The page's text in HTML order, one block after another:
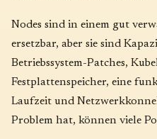
Nodes sind in einem gut
ersetzbar, aber sie sind
Betriebssystem-Patches,
Festplattenspeicher, eine
Laufzeit und
Problem hat, können viele